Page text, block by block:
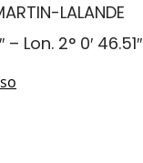
LALANDE
– Lon. 2° 0′ 46.51″